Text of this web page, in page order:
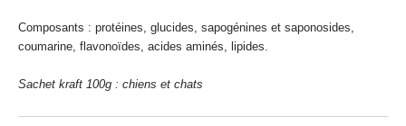
Composants : protéines, glucides, sapogénines et saponosides,
coumarine, flavonoïdes, acides aminés, lipides.
Sachet kraft 100g : chiens et chats